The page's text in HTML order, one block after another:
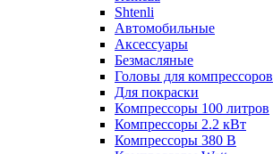
Shtenli
Автомобильные
Аксессуары
Безмасляные
Головы для компрессоров
Для покраски
Компрессоры 100 литров
Компрессоры 2.2 кВт
Компрессоры 380 В